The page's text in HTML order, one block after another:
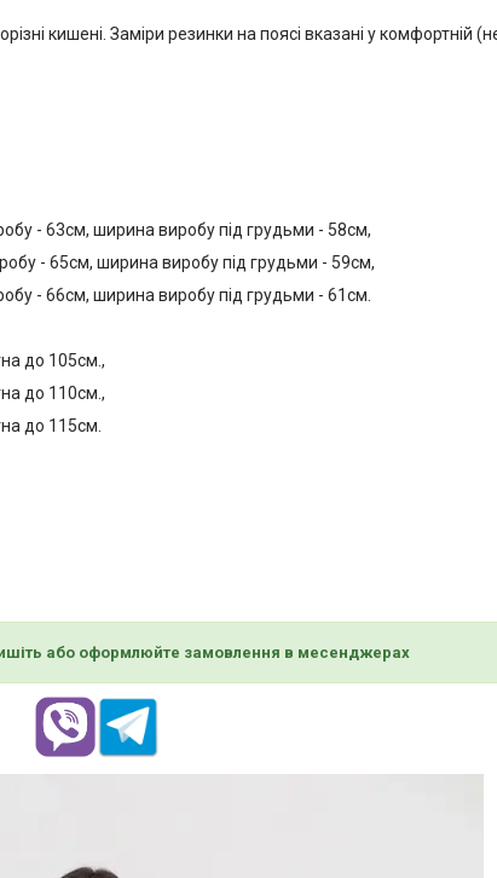
кишені. Заміри резинки на поясі вказані у комфортній
- 63см, ширина виробу під грудьми - 58см,
- 65см, ширина виробу під грудьми - 59см,
- 66см, ширина виробу під грудьми - 61см.
до 105см.,
до 110см.,
до 115см.
або оформлюйте замовлення в месенджерах